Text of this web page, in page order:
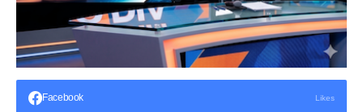
Facebook Likes